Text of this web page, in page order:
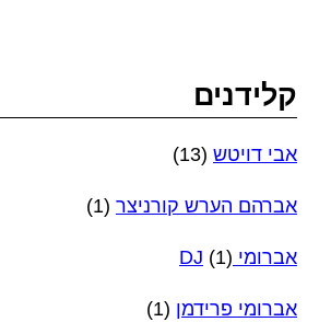
קלידנים
אבי דויטש (13)
אברהם הערש קורניצר (1)
אברומי DJ (1)
אברומי פרידמן (1)